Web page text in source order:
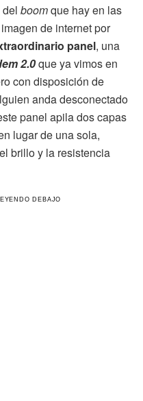
boomque hay en las
de internet por
panel, una
2.0que ya vimos en
con disposición de
anda desconectado
panel apila dos capas
lugar de una sola,
brillo y la resistencia